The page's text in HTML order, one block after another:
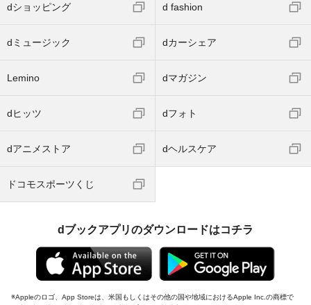
dショッピング d fashion
dミュージック dカーシェア
Lemino dマガジン
dヒッツ dフォト
dアニメストア dヘルスケア
ドコモスポーツくじ
dブックアプリのダウンロードはコチラ
Appleのロゴ、App Storeは、米国もしくはその他の国や地域におけるApple Inc.の商標で